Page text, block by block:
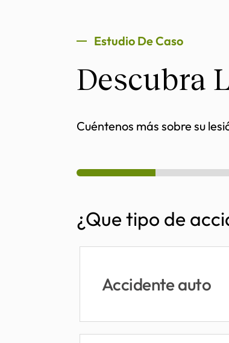
Estudio De Caso
Descubra
Cuéntenos más sobre su
¿Que tipo de
Accidente auto